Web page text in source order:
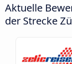
Aktuelle
der Strecke